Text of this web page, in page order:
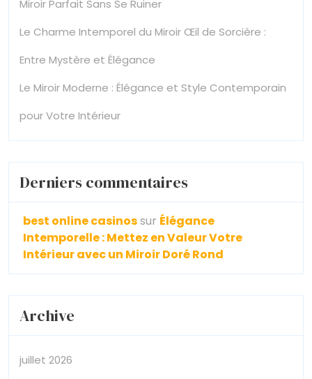
Miroir Parfait Sans Se Ruiner
Le Charme Intemporel du Miroir Œil de Sorcière :
Entre Mystère et Élégance
Le Miroir Moderne : Élégance et Style Contemporain
pour Votre Intérieur
Derniers commentaires
best online casinossur Élégance
Intemporelle : Mettez en Valeur Votre
Intérieur avec un Miroir Doré Rond
Archive
juillet 2026